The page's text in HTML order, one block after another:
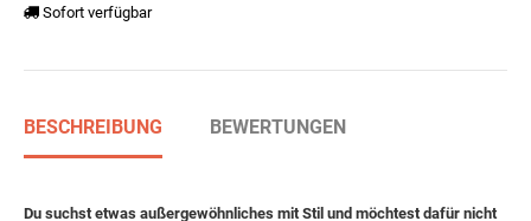
Sofort verfügbar
BESCHREIBUNG BEWERTUNGEN
Du suchst etwas außergewöhnliches mit Stil und möchtest dafür nicht